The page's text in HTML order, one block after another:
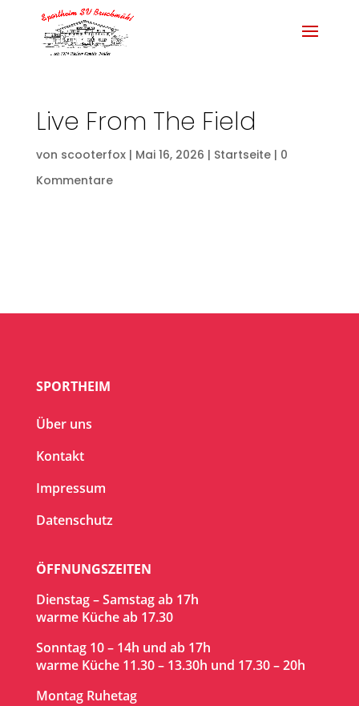
Live From The Field
von scooterfox| Mai 16, 2026 | Startseite| 0
Kommentare
SPORTHEIM
Über uns
Kontakt
Impressum
Datenschutz
ÖFFNUNGSZEITEN
Dienstag – Samstag ab 17h
warme Küche ab 17.30
Sonntag 10 – 14h und ab 17h
warme Küche 11.30 – 13.30h und 17.30 – 20h
Montag Ruhetag